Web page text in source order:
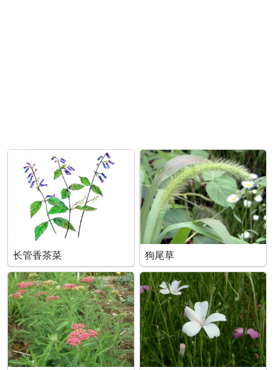
长管香茶菜 狗尾草